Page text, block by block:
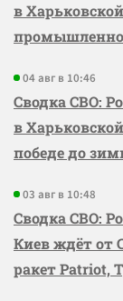
в
04 авг в 10:46
Сводка СВО:
в
победе до
03 авг в 10:48
Сводка СВО:
Киев ждёт от
ракет Patriot,